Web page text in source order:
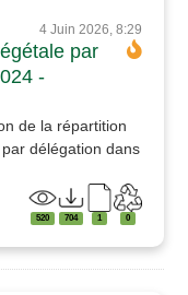
4 Juin 2026, 8:29
par
-
de la répartition
délégation dans
520 704 1 0